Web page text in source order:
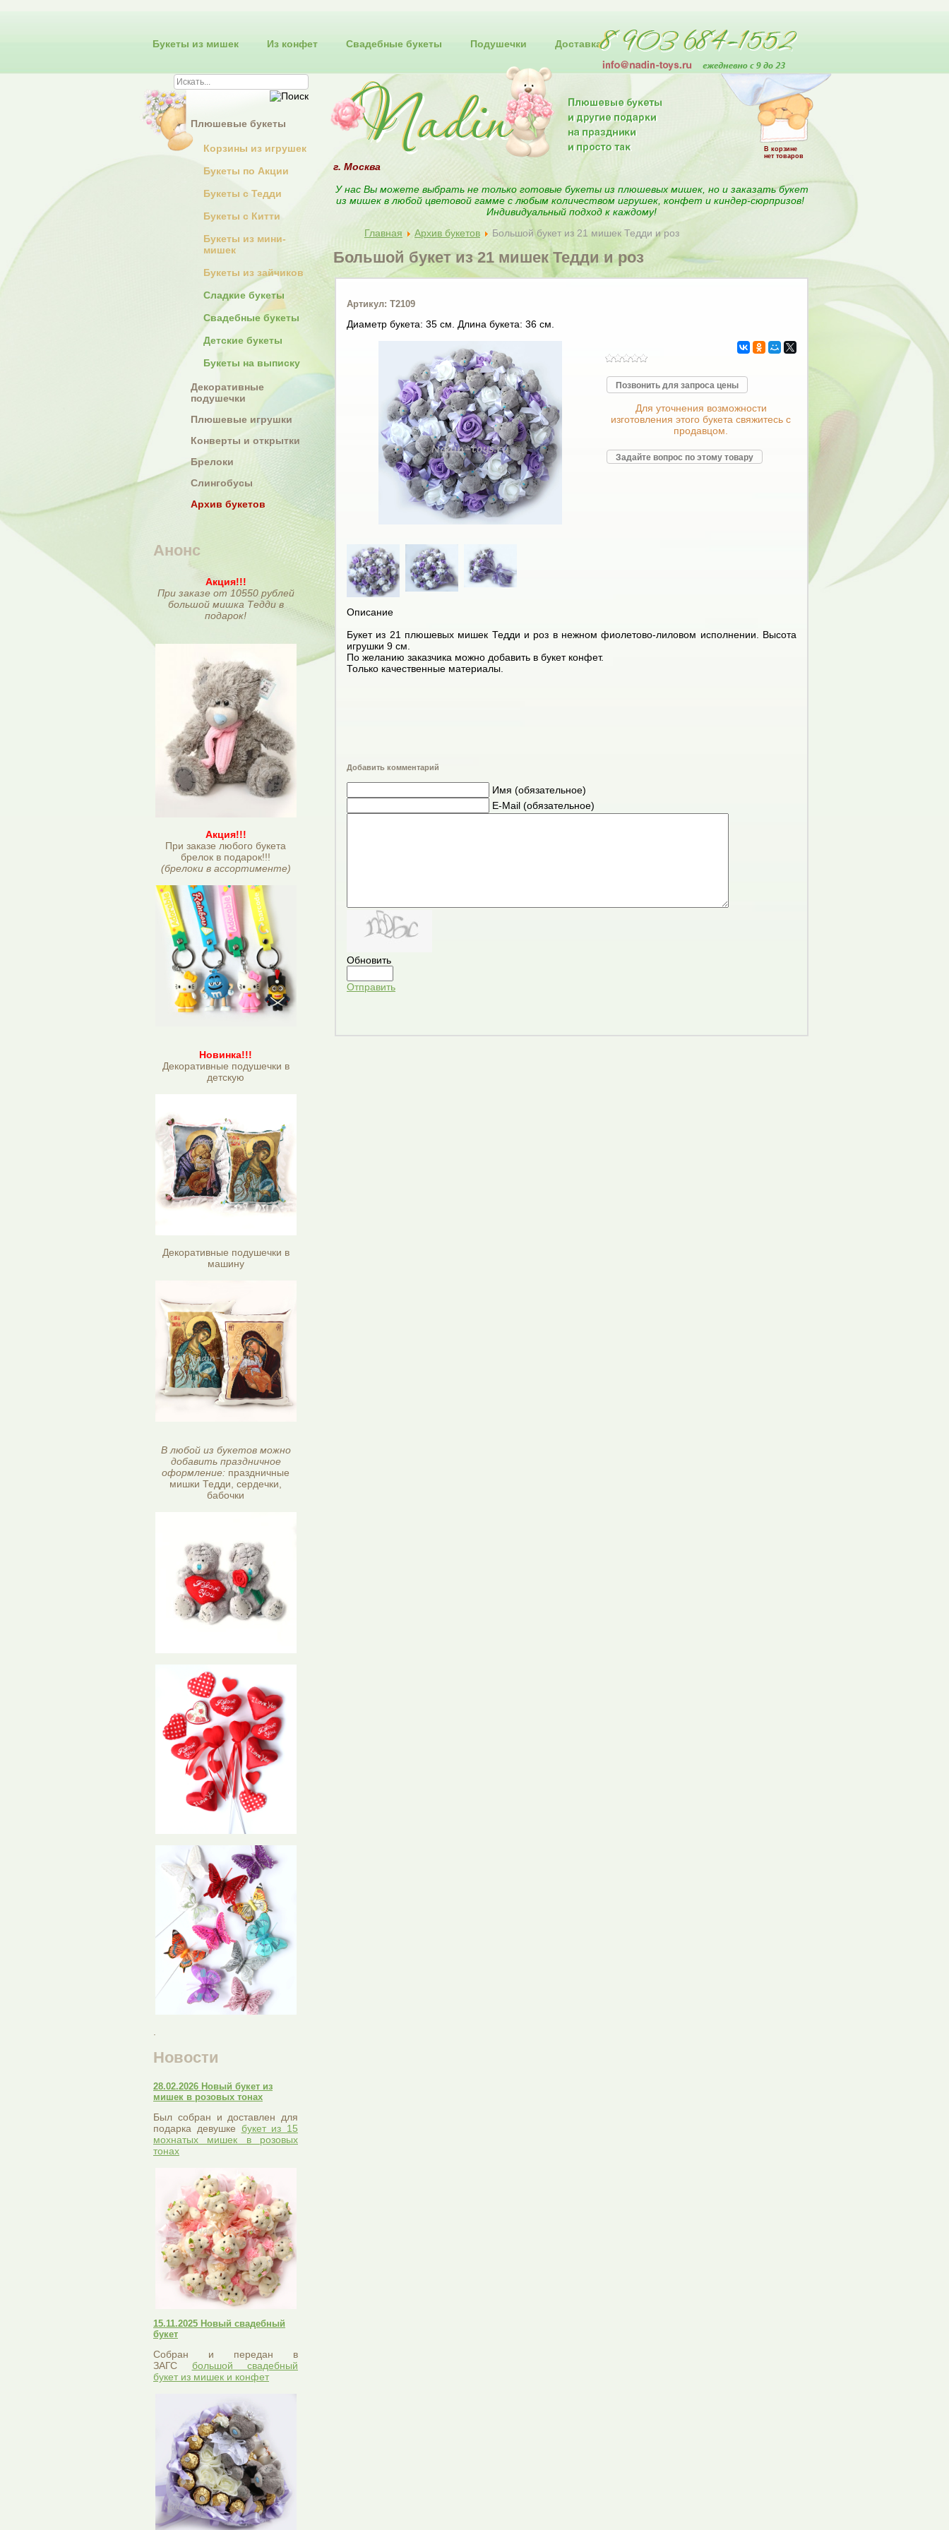
Букеты из мишек Из конфет Свадебные букеты Подушечки Доставка
В корзине
нет товаров
Плюшевые букеты
Корзины из игрушек
Букеты по Акции
Букеты с Тедди
Букеты с Китти
Букеты из мини-
мишек
Букеты из зайчиков
Сладкие букеты
Свадебные букеты
Детские букеты
Букеты на выписку
Декоративные
подушечки
Плюшевые игрушки
Конверты и открытки
Брелоки
Слингобусы
Архив букетов
Анонс
Акция!!!
При заказе от 10550 рублей
большой мишка Тедди в
подарок!
Акция!!!
При заказе любого букета
брелок в подарок!!!
(брелоки в ассортименте)
Новинка!!!
Декоративные подушечки в
детскую
Декоративные подушечки в
машину
В любой из букетов можно
добавить праздничное
оформление: праздничные
мишки Тедди, сердечки,
бабочки
Новости
28.02.2026 Новый букет из
мишек в розовых тонах
Был собран и доставлен для
подарка девушке букет из 15
мохнатых мишек в розовых
тонах
15.11.2025 Новый свадебный
букет
Собран и передан в
ЗАГС большой свадебный
букет из мишек и конфет
г. Москва
У нас Вы можете выбрать не только готовые букеты из плюшевых мишек, но и заказать букет
из мишек в любой цветовой гамме с любым количеством игрушек, конфет и киндер-сюрпризов!
Индивидуальный подход к каждому!
Главная
Архив букетов Большой букет из 21 мишек Тедди и роз
Большой букет из 21 мишек Тедди и роз
Артикул: T2109
Диаметр букета: 35 см. Длина букета: 36 см.
Позвонить для запроса цены
Для уточнения возможности
изготовления этого букета свяжитесь с
продавцом.
Задайте вопрос по этому товару
Описание
Букет из 21 плюшевых мишек Тедди и роз в нежном фиолетово-лиловом исполнении. Высота
игрушки 9 см.
По желанию заказчика можно добавить в букет конфет.
Только качественные материалы.
Добавить комментарий
Имя (обязательное)
E-Mail (обязательное)
Обновить
Отправить